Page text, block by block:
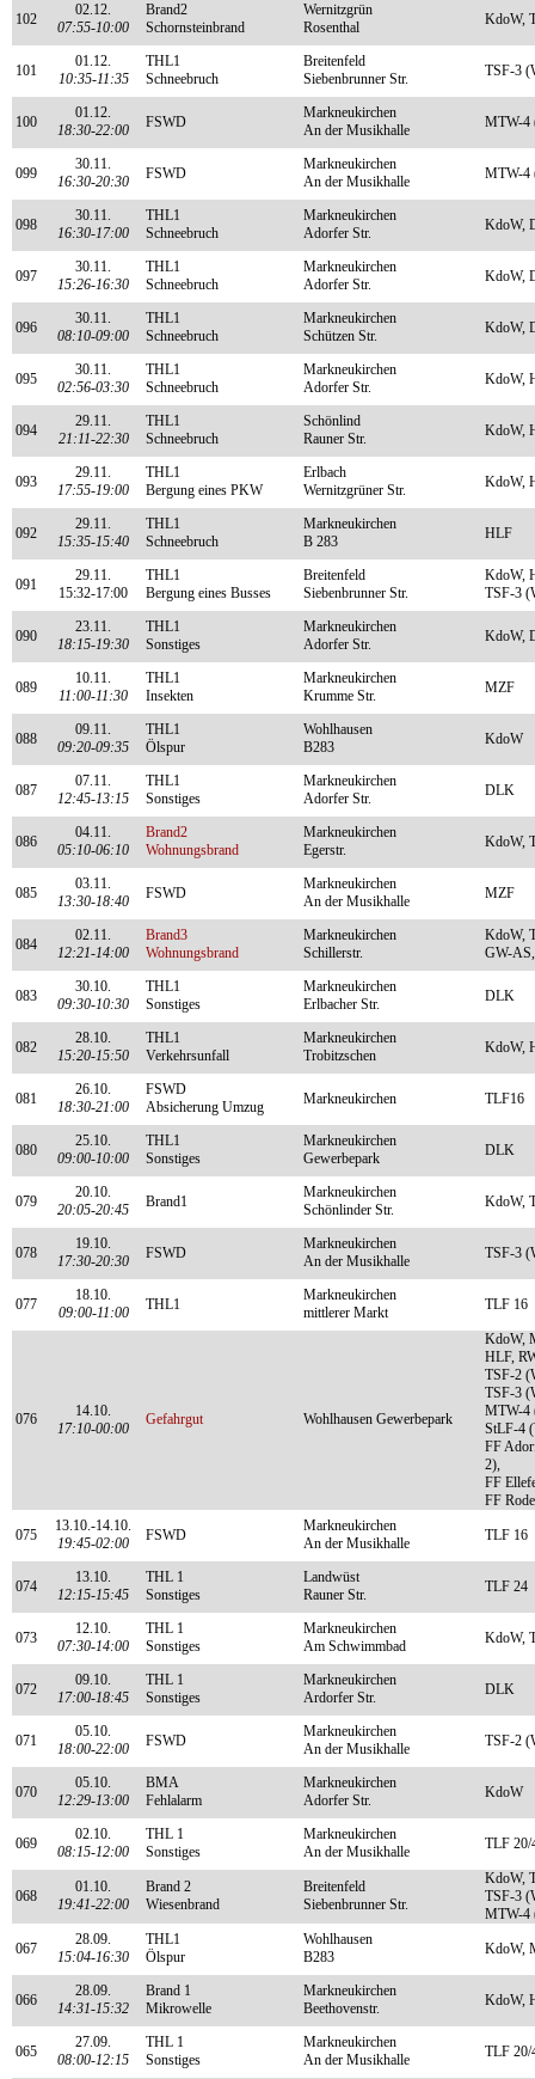
102
02.12.
07:55-10:00
Brand2
Schornsteinbrand
Wernitzgrün
Rosenthal
KdoW,
101
01.12.
10:35-11:35
THL1
Schneebruch
Breitenfeld
Siebenbrunner Str.
TSF-3
100
01.12.
18:30-22:00
FSWD
Markneukirchen
An der Musikhalle
MTW-4
099
30.11.
16:30-20:30
FSWD
Markneukirchen
An der Musikhalle
MTW-4
098
30.11.
16:30-17:00
THL1
Schneebruch
Markneukirchen
Adorfer Str.
KdoW,
097
30.11.
15:26-16:30
THL1
Schneebruch
Markneukirchen
Adorfer Str.
KdoW,
096
30.11.
08:10-09:00
THL1
Schneebruch
Markneukirchen
Schützen Str.
KdoW,
095
30.11.
02:56-03:30
THL1
Schneebruch
Markneukirchen
Adorfer Str.
KdoW,
094
29.11.
21:11-22:30
THL1
Schneebruch
Schönlind
Rauner Str.
KdoW,
093
29.11.
17:55-19:00
THL1
Bergung eines PKW
Erlbach
Wernitzgrüner Str.
KdoW,
092
29.11.
15:35-15:40
THL1
Schneebruch
Markneukirchen
B 283
HLF
091
29.11.
15:32-17:00
THL1
Bergung eines Busses
Breitenfeld
Siebenbrunner Str.
KdoW,
TSF-3
090
23.11.
18:15-19:30
THL1
Sonstiges
Markneukirchen
Adorfer Str.
KdoW,
089
10.11.
11:00-11:30
THL1
Insekten
Markneukirchen
Krumme Str.
MZF
088
09.11.
09:20-09:35
THL1
Ölspur
Wohlhausen
B283
KdoW
087
07.11.
12:45-13:15
THL1
Sonstiges
Markneukirchen
Adorfer Str.
DLK
086
04.11.
05:10-06:10
Brand2
Wohnungsbrand
Markneukirchen
Egerstr.
KdoW,
085
03.11.
13:30-18:40
FSWD
Markneukirchen
An der Musikhalle
MZF
084
02.11.
12:21-14:00
Brand3
Wohnungsbrand
Markneukirchen
Schillerstr.
KdoW,
GW-
083
30.10.
09:30-10:30
THL1
Sonstiges
Markneukirchen
Erlbacher Str.
DLK
082
28.10.
15:20-15:50
THL1
Verkehrsunfall
Markneukirchen
Trobitzschen
KdoW,
081
26.10.
18:30-21:00
FSWD
Absicherung Umzug
Markneukirchen TLF16
080
25.10.
09:00-10:00
THL1
Sonstiges
Markneukirchen
Gewerbepark
DLK
079
20.10.
20:05-20:45
Brand1
Markneukirchen
Schönlinder Str.
KdoW,
078
19.10.
17:30-20:30
FSWD
Markneukirchen
An der Musikhalle
TSF-3
077
18.10.
09:00-11:00
THL1
Markneukirchen
mittlerer Markt
TLF 16
076
14.10.
17:10-00:00
Gefahrgut Wohlhausen Gewerbepark
KdoW,
HLF,
TSF-2
TSF-3
MTW-4
StLF-4
FF
2),
FF
FF
075
13.10.-14.10.
19:45-02:00
FSWD
Markneukirchen
An der Musikhalle
TLF 16
074
13.10.
12:15-15:45
THL 1
Sonstiges
Landwüst
Rauner Str.
TLF 24
073
12.10.
07:30-14:00
THL 1
Sonstiges
Markneukirchen
Am Schwimmbad
KdoW,
072
09.10.
17:00-18:45
THL 1
Sonstiges
Markneukirchen
Ardorfer Str.
DLK
071
05.10.
18:00-22:00
FSWD
Markneukirchen
An der Musikhalle
TSF-2
070
05.10.
12:29-13:00
BMA
Fehlalarm
Markneukirchen
Adorfer Str.
KdoW
069
02.10.
08:15-12:00
THL 1
Sonstiges
Markneukirchen
An der Musikhalle
TLF 20/
068
01.10.
19:41-22:00
Brand 2
Wiesenbrand
Breitenfeld
Siebenbrunner Str.
KdoW,
TSF-3
MTW-4
067
28.09.
15:04-16:30
THL1
Ölspur
Wohlhausen
B283
KdoW,
066
28.09.
14:31-15:32
Brand 1
Mikrowelle
Markneukirchen
Beethovenstr.
KdoW,
065
27.09.
08:00-12:15
THL 1
Sonstiges
Markneukirchen
An der Musikhalle
TLF 20/